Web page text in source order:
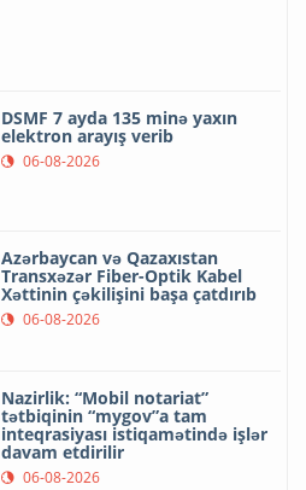
DSMF 7 ayda 135 minə yaxın
elektron arayış verib
06-08-2026
Azərbaycan və Qazaxıstan
Transxəzər Fiber-Optik Kabel
Xəttinin çəkilişini başa çatdırıb
06-08-2026
Nazirlik: “Mobil notariat”
tətbiqinin “mygov”a tam
inteqrasiyası istiqamətində işlər
davam etdirilir
06-08-2026